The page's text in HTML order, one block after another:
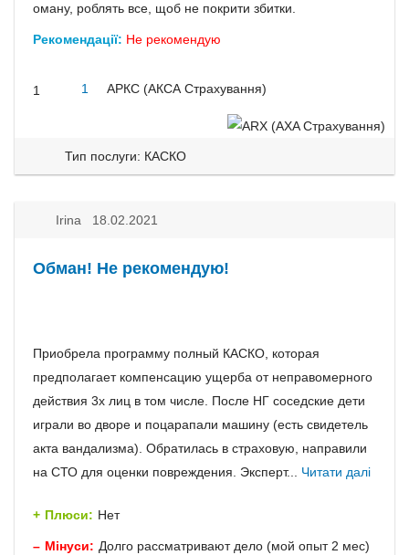
оману, роблять все, щоб не покрити збитки.
Рекомендації: Не рекомендую
1 1 АРКС (АКСА Страхування)
Тип послуги: КАСКО
Irina 18.02.2021
Обман! Не рекомендую!
Приобрела программу полный КАСКО, которая
предполагает компенсацию ущерба от неправомерного
действия 3х лиц в том числе. После НГ соседские дети
играли во дворе и поцарапали машину (есть свидетель
акта вандализма). Обратилась в страховую, направили
на СТО для оценки повреждения. Эксперт... Читати далі
Плюси: Нет
Мінуси: Долго рассматривают дело (мой опыт 2 мес)